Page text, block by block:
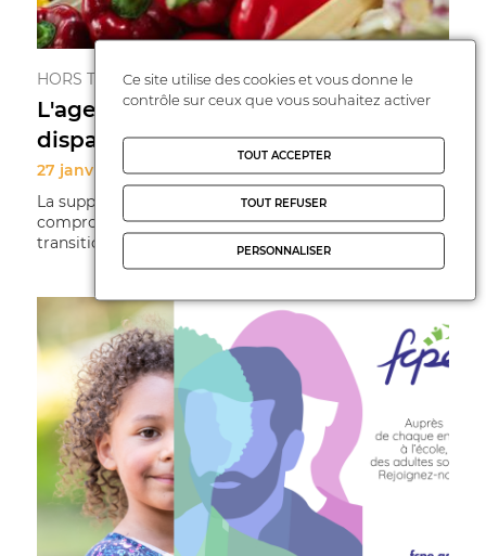
HORS TEMPS SCOLAIRE
L'agence Bio menacée de
disparition
27 janvier 2025
La suppression de l’agence bio pourrait
compromettre les efforts collectifs déployés pour une
transition écologique nécessaire et urgente ...
Ce site utilise des cookies et vous donne le
contrôle sur ceux que vous souhaitez activer
TOUT ACCEPTER
TOUT REFUSER
PERSONNALISER